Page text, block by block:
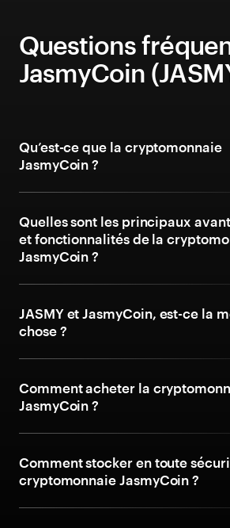
Questions
JasmyCoin
Qu’est-ce que la cryptomonnaie
JasmyCoin ?
Quelles sont les principaux
et fonctionnalités de la
JasmyCoin ?
JASMY et JasmyCoin, est-ce la
chose ?
Comment acheter la
JasmyCoin ?
Comment stocker en toute
cryptomonnaie JasmyCoin ?